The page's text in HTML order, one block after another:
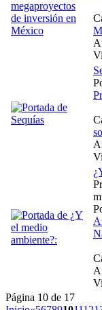
Página 10 de 17